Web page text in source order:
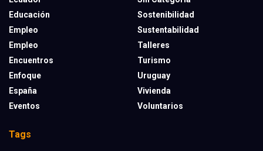
Educación
Empleo
Empleo
Encuentros
Enfoque
España
Eventos
Sostenibilidad
Sustentabilidad
Talleres
Turismo
Uruguay
Vivienda
Voluntarios
Tags